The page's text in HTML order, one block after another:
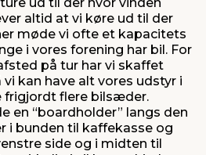
altid at vi køre ud til der
møde vi ofte et kapacitets
i vores forening har bil. For
på tur har vi skaffet
kan have alt vores udstyr i
frigjordt flere bilsæder.
en “boardholder” langs den
i bunden til kaffekasse og
side og i midten til